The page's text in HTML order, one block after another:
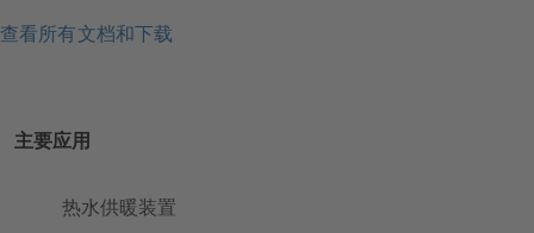
查看所有文档和下载
主要应用
热水供暖装置